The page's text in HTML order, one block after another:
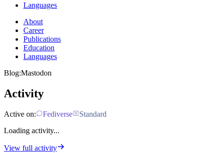
Languages
About
Career
Publications
Education
Languages
Blog:Mastodon​
Activity
Active on: Fediverse
Standard
Loading activity...
View full activity